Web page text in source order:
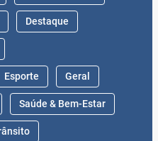
Destaque
Esporte Geral
Saúde & Bem-Estar